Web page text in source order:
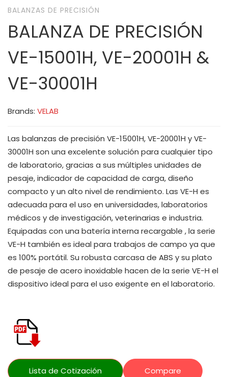
BALANZAS DE PRECISIÓN
BALANZA DE PRECISIÓN
VE-15001H, VE-20001H &
VE-30001H
Brands: VELAB
Las balanzas de precisión VE-15001H, VE-20001H y VE-
30001H son una excelente solución para cualquier tipo
de laboratorio, gracias a sus múltiples unidades de
pesaje, indicador de capacidad de carga, diseño
compacto y un alto nivel de rendimiento. Las VE-H es
adecuada para el uso en universidades, laboratorios
médicos y de investigación, veterinarias e industria.
Equipadas con una batería interna recargable , la serie
VE-H también es ideal para trabajos de campo ya que
es 100% portátil. Su robusta carcasa de ABS y su plato
de pesaje de acero inoxidable hacen de la serie VE-H el
dispositivo ideal para el uso exigente en el laboratorio.
Lista de Cotización Compare